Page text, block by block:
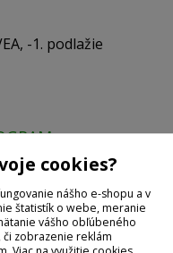
-1. podlažie
cookies?
nášho e-shopu a v
štatistík o webe, meranie
vášho obľúbeného
zobrazenie reklám